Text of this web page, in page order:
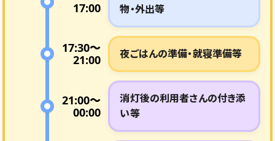
17:00
物・外出等
17:30〜
21:00
夜ごはんの準備・就寝準備等
21:00〜
00:00
消灯後の利用者さんの付き添
い等